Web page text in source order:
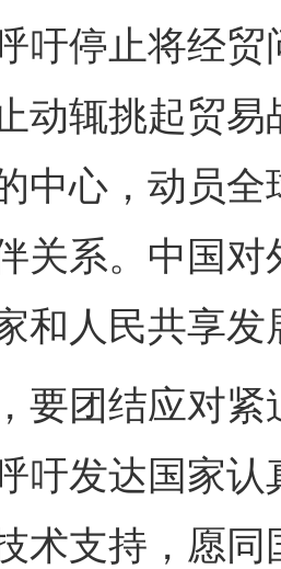
吁停止将经
动辄挑起贸
中心，动员
关系。中国
和人民共享发
团结应对紧
吁发达国家
术支持，愿